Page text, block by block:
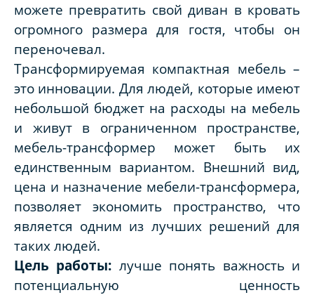
можете превратить свой диван в кровать
огромного размера для гостя, чтобы он
переночевал.
Трансформируемая компактная мебель –
это инновации. Для людей, которые имеют
небольшой бюджет на расходы на мебель
и живут в ограниченном пространстве,
мебель-трансформер может быть их
единственным вариантом. Внешний вид,
цена и назначение мебели-трансформера,
позволяет экономить пространство, что
является одним из лучших решений для
таких людей.
Цель работы: лучше понять важность и
потенциальную ценность